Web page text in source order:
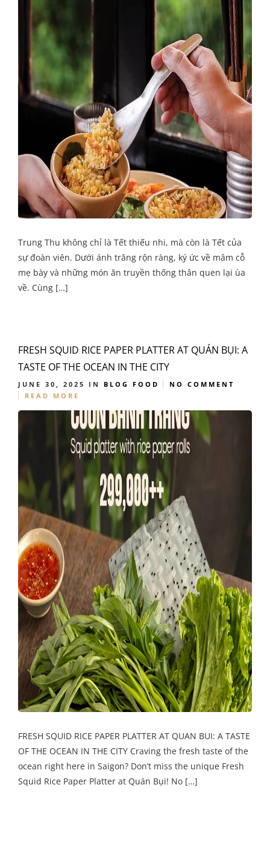
Trung Thu không chỉ là Tết thiếu nhi, mà còn là Tết của
sự đoàn viên. Dưới ánh trăng rộn ràng, ký ức về mâm cỗ
mẹ bày và những món ăn truyền thống thân quen lại ùa
về. Cùng […]
FRESH SQUID RICE PAPER PLATTER AT QUÁN BỤI: A
TASTE OF THE OCEAN IN THE CITY
JUNE 30, 2025 IN BLOG FOOD
NO COMMENT
READ MORE
FRESH SQUID RICE PAPER PLATTER AT QUAN BUI: A TASTE
OF THE OCEAN IN THE CITY Craving the fresh taste of the
ocean right here in Saigon? Don’t miss the unique Fresh
Squid Rice Paper Platter at Quán Bụi! No […]